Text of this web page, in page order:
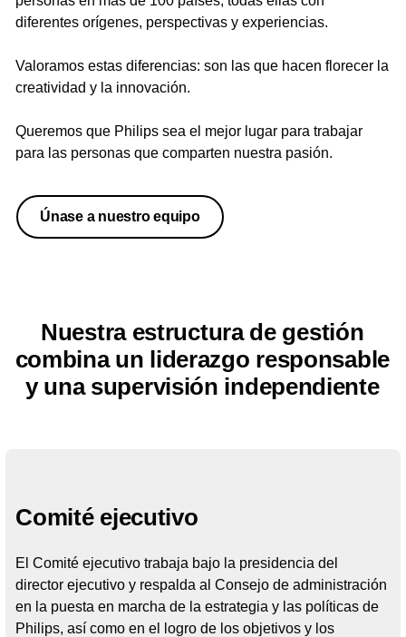
diferentes orígenes, perspectivas y experiencias.
Valoramos estas diferencias: son las que hacen florecer la
creatividad y la innovación.
Queremos que Philips sea el mejor lugar para trabajar
para las personas que comparten nuestra pasión.
Únase a nuestro equipo
Nuestra estructura de gestión
combina un liderazgo responsable
y una supervisión independiente
Comité ejecutivo
El Comité ejecutivo trabaja bajo la presidencia del
director ejecutivo y respalda al Consejo de administración
en la puesta en marcha de la estrategia y las políticas de
Philips, así como en el logro de los objetivos y los